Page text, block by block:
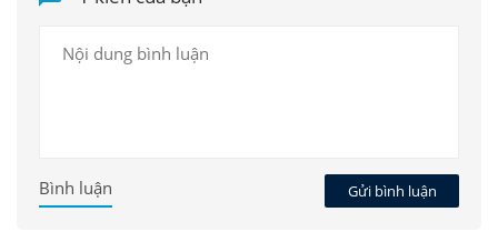
Gửi bình luận
Bình luận